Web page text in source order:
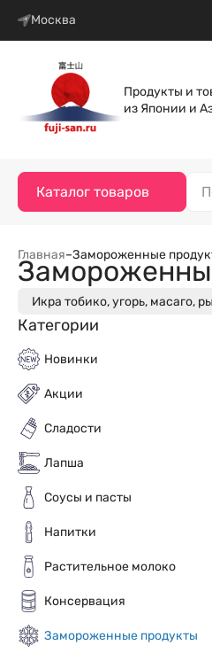
Москва
Продукты и
из Японии и
Каталог товаров
Главная–Замороженные
Икра тобико, угорь, масаго,
Категории
Новинки
Акции
Сладости
Лапша
Соусы и пасты
Напитки
Растительное молоко
Консервация
Замороженные продукты